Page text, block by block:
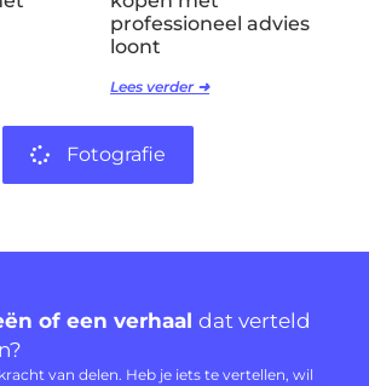
professioneel advies
loont
Lees verder ➜
Fotografie
of een verhaal dat verteld
van delen. Heb je iets te vertellen, wil